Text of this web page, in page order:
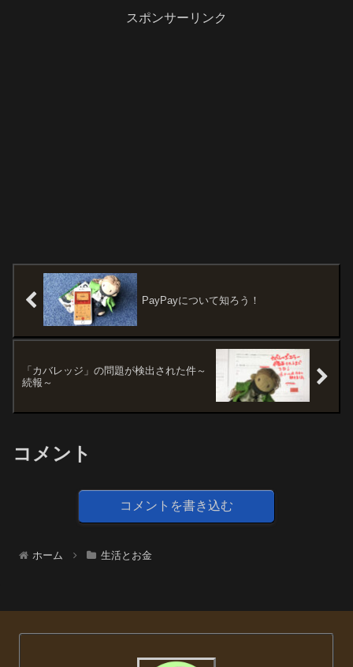
スポンサーリンク
PayPayについて知ろう！
「カバレッジ」の問題が検出された件～
続報～
コメント
コメントを書き込む
ホーム 生活とお金